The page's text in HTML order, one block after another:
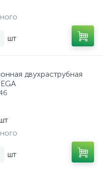
шт
двухраструбная
шт